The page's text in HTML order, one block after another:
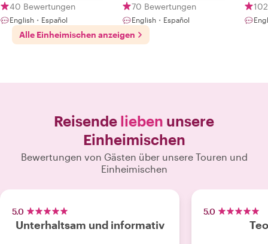
40 Bewertungen
English・Español
70 Bewertungen
English・Español
Alle Einheimischen anzeigen
Reisende lieben unsere
Einheimischen
Bewertungen von Gästen über unsere Touren und
Einheimischen
5.0
Unterhaltsam und informativ
5.0